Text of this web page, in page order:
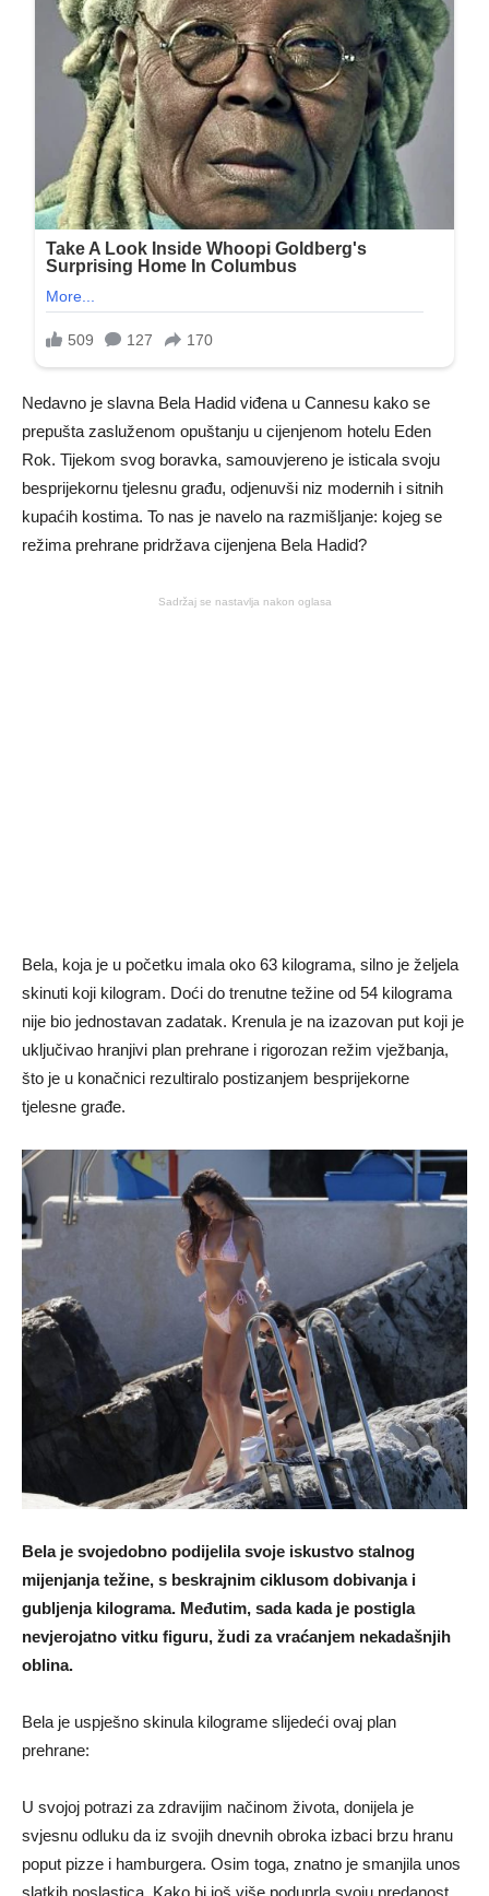
Nedavno je slavna Bela Hadid viđena u Cannesu kako se
prepušta zasluženom opuštanju u cijenjenom hotelu Eden
Rok. Tijekom svog boravka, samouvjereno je isticala svoju
besprijekornu tjelesnu građu, odjenuvši niz modernih i sitnih
kupaćih kostima. To nas je navelo na razmišljanje: kojeg se
režima prehrane pridržava cijenjena Bela Hadid?
Sadržaj se nastavlja nakon oglasa
Bela, koja je u početku imala oko 63 kilograma, silno je željela
skinuti koji kilogram. Doći do trenutne težine od 54 kilograma
nije bio jednostavan zadatak. Krenula je na izazovan put koji je
uključivao hranjivi plan prehrane i rigorozan režim vježbanja,
što je u konačnici rezultiralo postizanjem besprijekorne
tjelesne građe.
Bela je svojedobno podijelila svoje iskustvo stalnog
mijenjanja težine, s beskrajnim ciklusom dobivanja i
gubljenja kilograma. Međutim, sada kada je postigla
nevjerojatno vitku figuru, žudi za vraćanjem nekadašnjih
oblina.
Bela je uspješno skinula kilograme slijedeći ovaj plan
prehrane:
U svojoj potrazi za zdravijim načinom života, donijela je
svjesnu odluku da iz svojih dnevnih obroka izbaci brzu hranu
poput pizze i hamburgera. Osim toga, znatno je smanjila unos